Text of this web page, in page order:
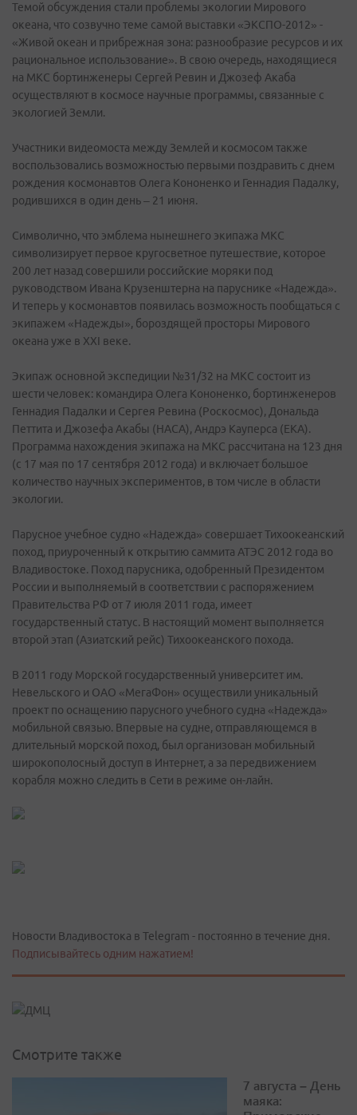
Темой обсуждения стали проблемы экологии Мирового
океана, что созвучно теме самой выставки «ЭКСПО-2012» -
«Живой океан и прибрежная зона: разнообразие ресурсов и их
рациональное использование». В свою очередь, находящиеся
на МКС бортинженеры Сергей Ревин и Джозеф Акаба
осуществляют в космосе научные программы, связанные с
экологией Земли.
Участники видеомоста между Землей и космосом также
воспользовались возможностью первыми поздравить с днем
рождения космонавтов Олега Кононенко и Геннадия Падалку,
родившихся в один день – 21 июня.
Символично, что эмблема нынешнего экипажа МКС
символизирует первое кругосветное путешествие, которое
200 лет назад совершили российские моряки под
руководством Ивана Крузенштерна на паруснике «Надежда».
И теперь у космонавтов появилась возможность пообщаться с
экипажем «Надежды», бороздящей просторы Мирового
океана уже в XXI веке.
Экипаж основной экспедиции №31/32 на МКС состоит из
шести человек: командира Олега Кононенко, бортинженеров
Геннадия Падалки и Сергея Ревина (Роскосмос), Дональда
Петтита и Джозефа Акабы (НАСА), Андрэ Кауперса (ЕКА).
Программа нахождения экипажа на МКС рассчитана на 123 дня
(с 17 мая по 17 сентября 2012 года) и включает большое
количество научных экспериментов, в том числе в области
экологии.
Парусное учебное судно «Надежда» совершает Тихоокеанский
поход, приуроченный к открытию саммита АТЭС 2012 года во
Владивостоке. Поход парусника, одобренный Президентом
России и выполняемый в соответствии с распоряжением
Правительства РФ от 7 июля 2011 года, имеет
государственный статус. В настоящий момент выполняется
второй этап (Азиатский рейс) Тихоокеанского похода.
В 2011 году Морской государственный университет им.
Невельского и ОАО «МегаФон» осуществили уникальный
проект по оснащению парусного учебного судна «Надежда»
мобильной связью. Впервые на судне, отправляющемся в
длительный морской поход, был организован мобильный
широкополосный доступ в Интернет, а за передвижением
корабля можно следить в Сети в режиме он-лайн.
Новости Владивостока в Telegram - постоянно в течение дня.
Подписывайтесь одним нажатием!
Смотрите также
7 августа – День
маяка: